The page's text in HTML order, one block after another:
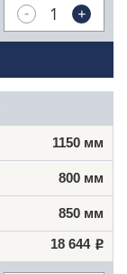
- +
1150 мм
800 мм
850 мм
18 644 Р